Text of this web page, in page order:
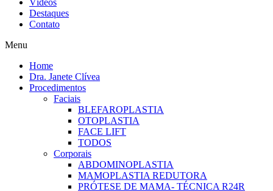
Vídeos
Destaques
Contato
Menu
Home
Dra. Janete Clívea
Procedimentos
Faciais
BLEFAROPLASTIA
OTOPLASTIA
FACE LIFT
TODOS
Corporais
ABDOMINOPLASTIA
MAMOPLASTIA REDUTORA
PRÓTESE DE MAMA- TÉCNICA R24R